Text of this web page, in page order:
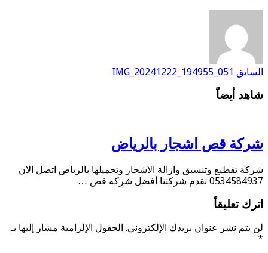
السابق
شاهد أيضاً
شركة قص اشجار بالرياض
شركة تقطيع وتنسيق وازالة الاشجار وتجميلها بالرياض اتصل الان
0534584937 تقدم شركتنا أفضل شركة قص …
اترك تعليقاً
لن يتم نشر عنوان بريدك الإلكتروني. الحقول الإلزامية مشار إليها بـ
*